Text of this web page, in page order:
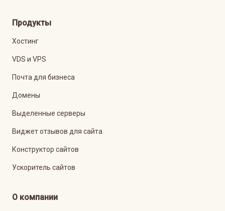
Продукты
Хостинг
VDS и VPS
Почта для бизнеса
Домены
Выделенные серверы
Виджет отзывов для сайта
Конструктор сайтов
Ускоритель сайтов
О компании